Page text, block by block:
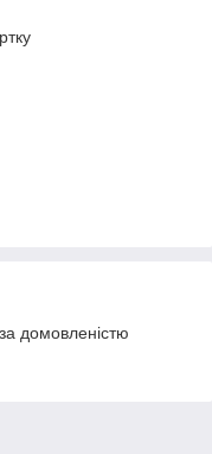
домовленістю